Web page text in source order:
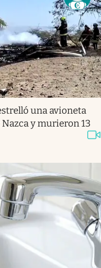
una avioneta
y murieron 13